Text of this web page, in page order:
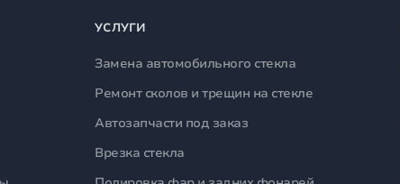
УСЛУГИ
Замена автомобильного стекла
Ремонт сколов и трещин на стекле
Автозапчасти под заказ
Врезка стекла